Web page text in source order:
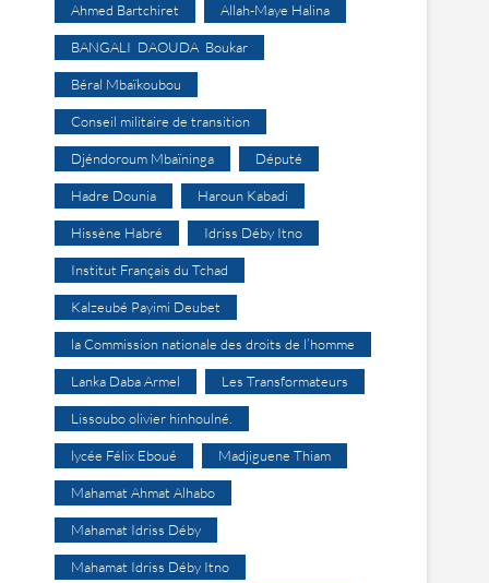
Ahmed Bartchiret Allah-Maye Halina
BANGALI DAOUDA Boukar
Béral Mbaïkoubou
Conseil militaire de transition
Djéndoroum Mbaïninga Député
Hadre Dounia Haroun Kabadi
Hissène Habré Idriss Déby Itno
Institut Français du Tchad
Kalzeubé Payimi Deubet
la Commission nationale des droits de l’homme
Lanka Daba Armel Les Transformateurs
Lissoubo olivier hinhoulné.
lycée Félix Eboué Madjiguene Thiam
Mahamat Ahmat Alhabo
Mahamat Idriss Déby
Mahamat Idriss Déby Itno